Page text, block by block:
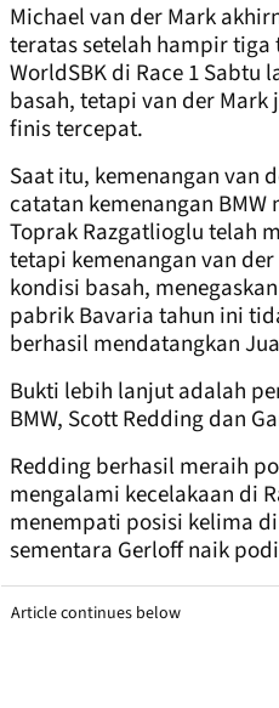
Michael van der Mark
teratas setelah hampir
WorldSBK di Race 1 Sabtu
basah, tetapi van der
finis tercepat.
Saat itu, kemenangan van
catatan kemenangan
Toprak Razgatlioglu telah
tetapi kemenangan van
kondisi basah,
pabrik Bavaria tahun ini
berhasil mendatangkan
Bukti lebih lanjut adalah
BMW, Scott Redding dan
Redding berhasil meraih
mengalami kecelakaan di
menempati posisi kelima
sementara Gerloff naik
Article continues below